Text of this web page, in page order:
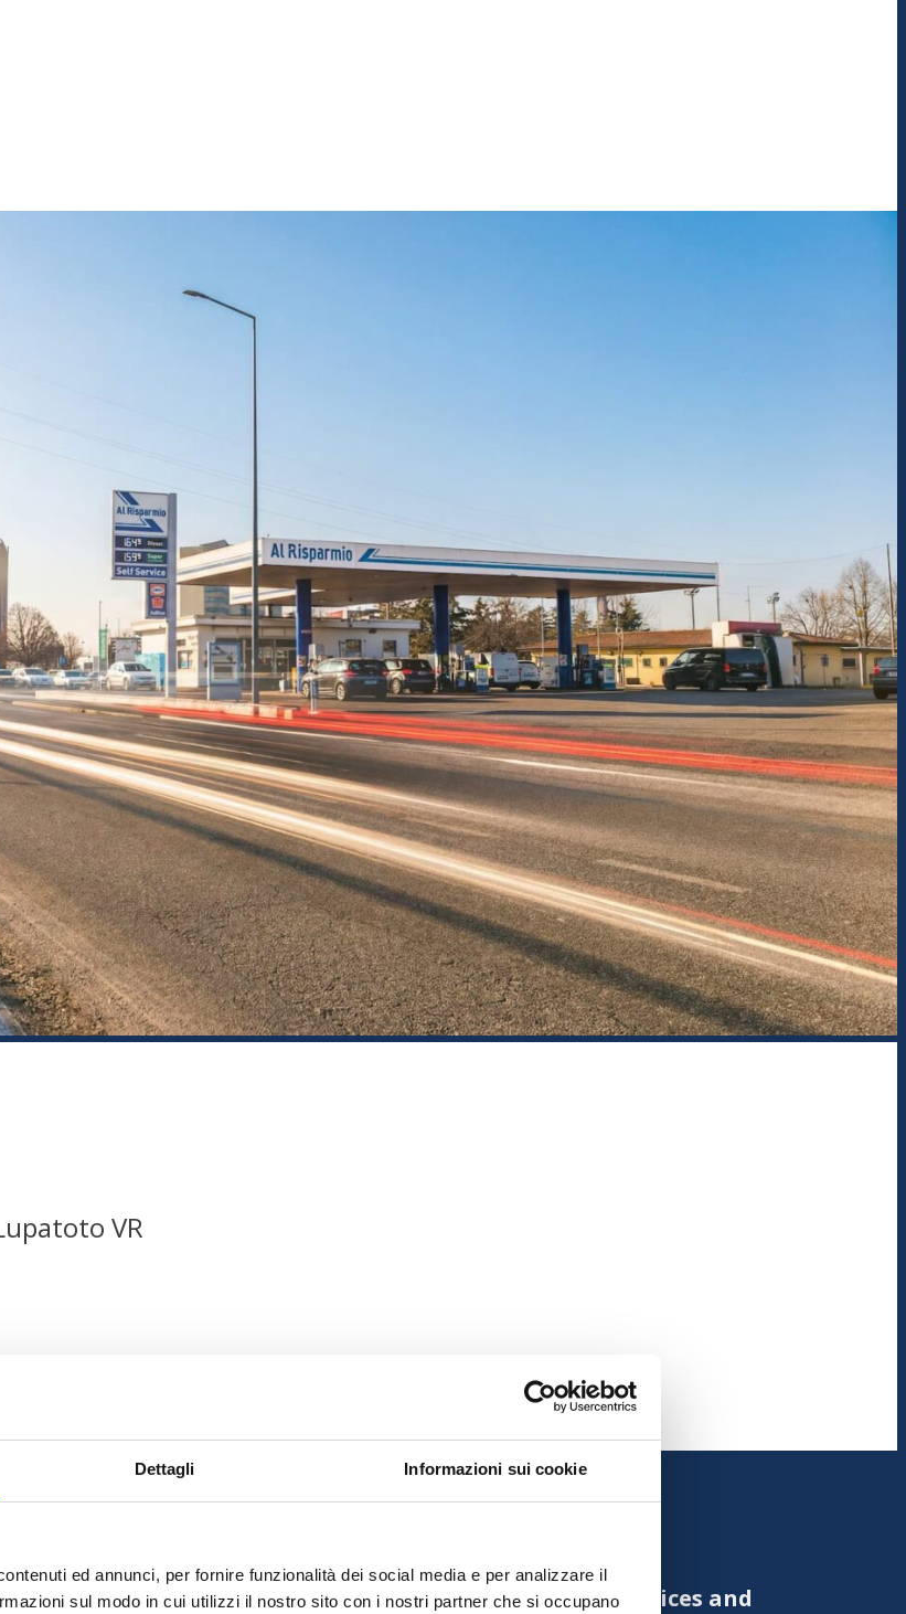
Dettagli Informazioni sui cookie
ed annunci, per fornire funzionalità dei social media e per analizzare il
sul modo in cui utilizzi il nostro sito con i nostri partner che si occupano
VR
is a reference point for those seeking complete services and